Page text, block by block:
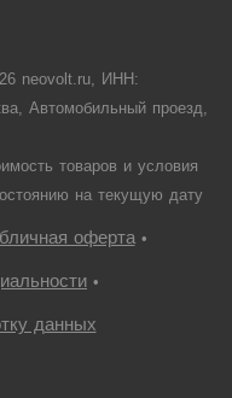
neovolt.ru, ИНН:
Автомобильный проезд,
товаров и условия
на текущую дату
оферта•
•
данных